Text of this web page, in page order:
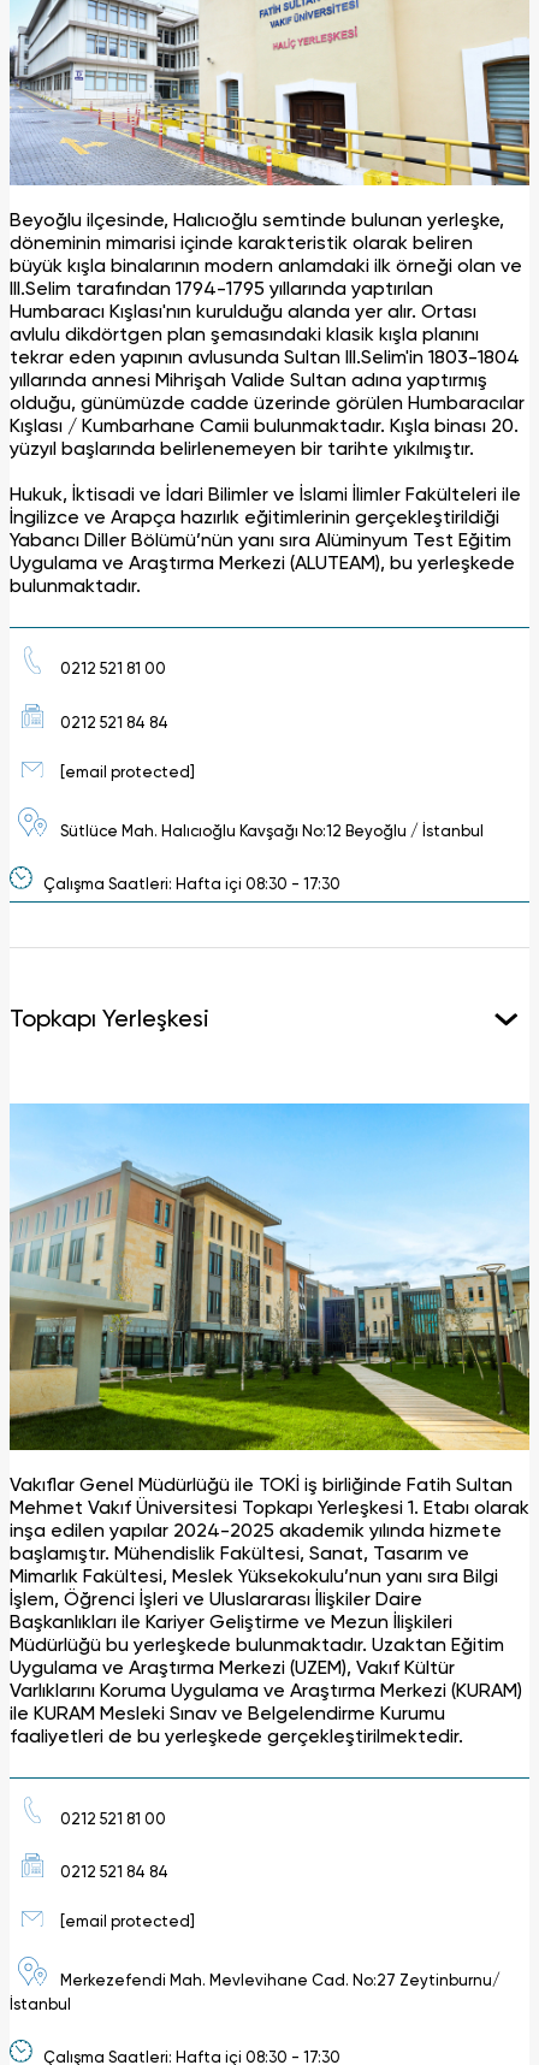
Beyoğlu ilçesinde, Halıcıoğlu semtinde bulunan yerleşke,
döneminin mimarisi içinde karakteristik olarak beliren
büyük kışla binalarının modern anlamdaki ilk örneği olan ve
III.Selim tarafından 1794-1795 yıllarında yaptırılan
Humbaracı Kışlası'nın kurulduğu alanda yer alır. Ortası
avlulu dikdörtgen plan şemasındaki klasik kışla planını
tekrar eden yapının avlusunda Sultan III.Selim'in 1803-1804
yıllarında annesi Mihrişah Valide Sultan adına yaptırmış
olduğu, günümüzde cadde üzerinde görülen Humbaracılar
Kışlası / Kumbarhane Camii bulunmaktadır. Kışla binası 20.
yüzyıl başlarında belirlenemeyen bir tarihte yıkılmıştır.
Hukuk, İktisadi ve İdari Bilimler ve İslami İlimler Fakülteleri ile
İngilizce ve Arapça hazırlık eğitimlerinin gerçekleştirildiği
Yabancı Diller Bölümü’nün yanı sıra Alüminyum Test Eğitim
Uygulama ve Araştırma Merkezi (ALUTEAM), bu yerleşkede
bulunmaktadır.
0212 521 81 00
0212 521 84 84
[email protected]
Sütlüce Mah. Halıcıoğlu Kavşağı No:12 Beyoğlu / İstanbul
Çalışma Saatleri: Hafta içi 08:30 - 17:30
Topkapı Yerleşkesi
Vakıflar Genel Müdürlüğü ile TOKİ iş birliğinde Fatih Sultan
Mehmet Vakıf Üniversitesi Topkapı Yerleşkesi 1. Etabı olarak
inşa edilen yapılar 2024-2025 akademik yılında hizmete
başlamıştır. Mühendislik Fakültesi, Sanat, Tasarım ve
Mimarlık Fakültesi, Meslek Yüksekokulu’nun yanı sıra Bilgi
İşlem, Öğrenci İşleri ve Uluslararası İlişkiler Daire
Başkanlıkları ile Kariyer Geliştirme ve Mezun İlişkileri
Müdürlüğü bu yerleşkede bulunmaktadır. Uzaktan Eğitim
Uygulama ve Araştırma Merkezi (UZEM), Vakıf Kültür
Varlıklarını Koruma Uygulama ve Araştırma Merkezi (KURAM)
ile KURAM Mesleki Sınav ve Belgelendirme Kurumu
faaliyetleri de bu yerleşkede gerçekleştirilmektedir.
0212 521 81 00
0212 521 84 84
[email protected]
Merkezefendi Mah. Mevlevihane Cad. No:27 Zeytinburnu/
İstanbul
Çalışma Saatleri: Hafta içi 08:30 - 17:30